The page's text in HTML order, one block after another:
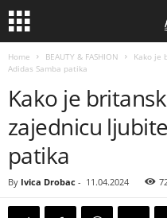
Home BEAUTY & FASHION
Kako je
Adidas Samba patika
Kako je
zajednicu
patika
By Ivica Drobac - 11.04.2024